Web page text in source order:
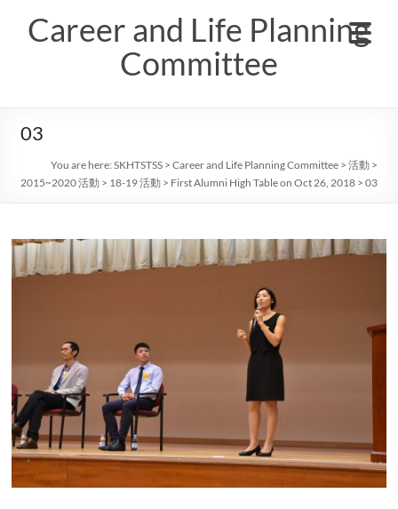
contentCareer and Life Planning
Committee
03
You are here:SKHTSTSS >Career and Life Planning Committee >活動 >
2015~2020 活動 > 18-19 活動 > First Alumni High Table on Oct 26, 2018 >03